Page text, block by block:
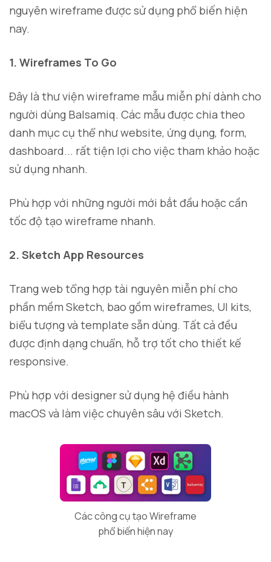
nguyên wireframe được sử dụng phổ biến hiện
nay.
1. Wireframes To Go
Đây là thư viện wireframe mẫu miễn phí dành cho
người dùng Balsamiq. Các mẫu được chia theo
danh mục cụ thể như website, ứng dụng, form,
dashboard... rất tiện lợi cho việc tham khảo hoặc
sử dụng nhanh.
Phù hợp với những người mới bắt đầu hoặc cần
tốc độ tạo wireframe nhanh.
2. Sketch App Resources
Trang web tổng hợp tài nguyên miễn phí cho
phần mềm Sketch, bao gồm wireframes, UI kits,
biểu tượng và template sẵn dùng. Tất cả đều
được định dạng chuẩn, hỗ trợ tốt cho thiết kế
responsive.
Phù hợp với designer sử dụng hệ điều hành
macOS và làm việc chuyên sâu với Sketch.
Các công cụ tạo Wireframe
phổ biến hiện nay